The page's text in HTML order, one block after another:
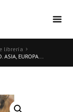
librería
EUROPA...